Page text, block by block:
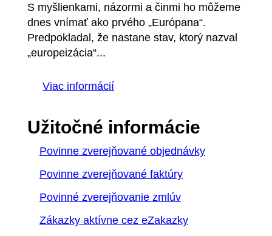
S myšlienkami, názormi a činmi ho môžeme
dnes vnímať ako prvého „Európana“.
Predpokladal, že nastane stav, ktorý nazval
„europeizácia“...
Viac informácií
Užitočné informácie
Povinne zverejňované objednávky
Povinne zverejňované faktúry
Povinné zverejňovanie zmlúv
Zákazky aktívne cez eZakazky